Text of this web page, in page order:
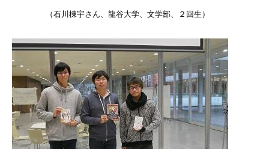
（石川棟宇さん、龍谷大学、文学部、 ２回生）